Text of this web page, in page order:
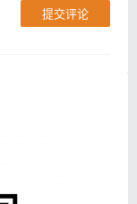
提交评论